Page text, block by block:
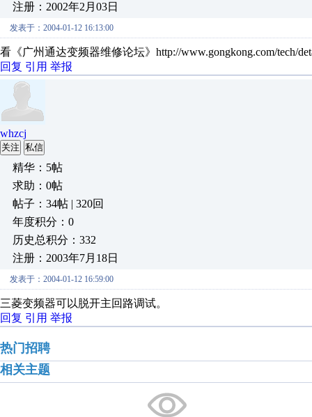
注册：2002年2月03日
发表于：2004-01-12 16:13:00
看《广州通达变频器维修论坛》http://www.gongkong.com/tech/
回复 引用 举报
whzcj
关注 私信
精华：5帖
求助：0帖
帖子：34帖 | 320回
年度积分：0
历史总积分：332
注册：2003年7月18日
发表于：2004-01-12 16:59:00
三菱变频器可以脱开主回路调试。
回复 引用 举报
热门招聘
相关主题